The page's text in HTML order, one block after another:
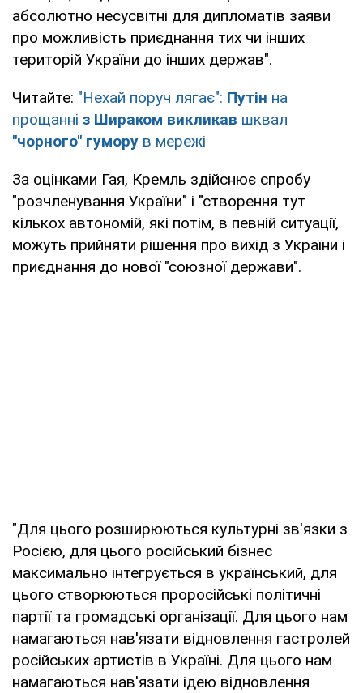
абсолютно несусвітні для дипломатів заяви
про можливість приєднання тих чи інших
територій України до інших держав".
Читайте: "Нехай поруч лягає": Путін на
прощанні з Шираком викликав шквал
"чорного" гумору в мережі
За оцінками Гая, Кремль здійснює спробу
"розчленування України" і "створення тут
кількох автономій, які потім, в певній ситуації,
можуть прийняти рішення про вихід з України і
приєднання до нової "союзної держави".
"Для цього розширюються культурні зв'язки з
Росією, для цього російський бізнес
максимально інтегрується в український, для
цього створюються проросійські політичні
партії та громадські організації. Для цього нам
намагаються нав'язати відновлення гастролей
російських артистів в Україні. Для цього нам
намагаються нав'язати ідею відновлення